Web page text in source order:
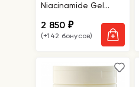
Niacinamide Gel
2 850₽
(+142 бонусов)